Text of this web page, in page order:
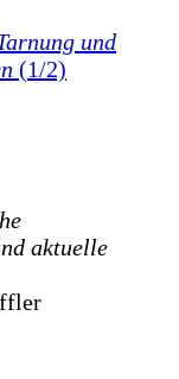
und
(1/2)
aktuelle